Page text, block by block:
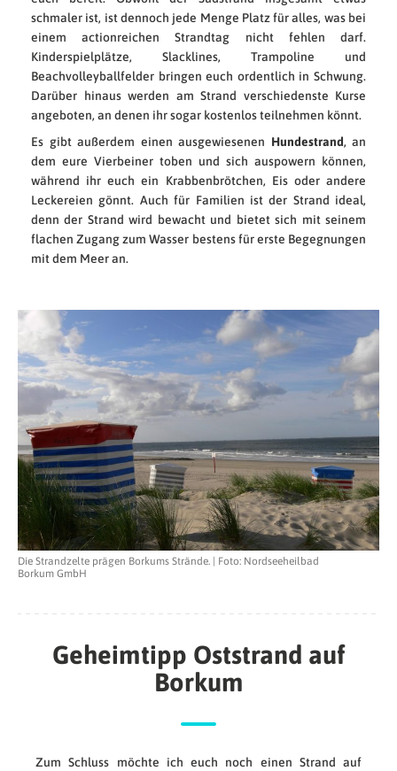
schmaler ist, ist dennoch jede Menge Platz für alles, was bei
einem actionreichen Strandtag nicht fehlen darf.
Kinderspielplätze, Slacklines, Trampoline und
Beachvolleyballfelder bringen euch ordentlich in Schwung.
Darüber hinaus werden am Strand verschiedenste Kurse
angeboten, an denen ihr sogar kostenlos teilnehmen könnt.
Es gibt außerdem einen ausgewiesenen Hundestrand, an
dem eure Vierbeiner toben und sich auspowern können,
während ihr euch ein Krabbenbrötchen, Eis oder andere
Leckereien gönnt. Auch für Familien ist der Strand ideal,
denn der Strand wird bewacht und bietet sich mit seinem
flachen Zugang zum Wasser bestens für erste Begegnungen
mit dem Meer an.
Die Strandzelte prägen Borkums Strände. | Foto: Nordseeheilbad
Borkum GmbH
Geheimtipp Oststrand auf
Borkum
Zum Schluss möchte ich euch noch einen Strand auf